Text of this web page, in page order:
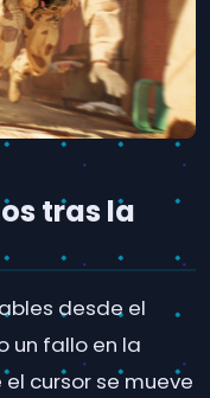
tras la
desde el
un fallo en la
cursor se mueve